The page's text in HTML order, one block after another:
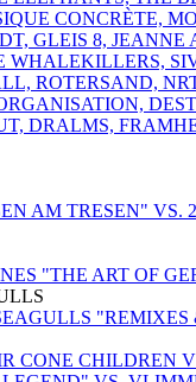
CONCRÈTE,
GLEIS 8,
WHALEKILLERS,
ROTERSAND,
DRALMS,
AM TRESEN" VS.
"THE ART OF
CONE CHILDREN